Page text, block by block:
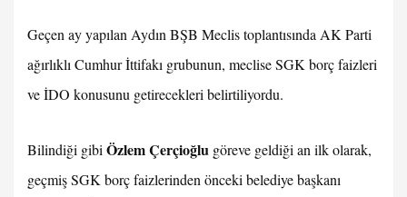
Geçen ay yapılan Aydın BŞB Meclis toplantısında AK Parti
ağırlıklı Cumhur İttifakı grubunun, meclise SGK borç faizleri
ve İDO konusunu getirecekleri belirtiliyordu.
Bilindiği gibi Özlem Çerçioğlu göreve geldiği an ilk olarak,
geçmiş SGK borç faizlerinden önceki belediye başkanı